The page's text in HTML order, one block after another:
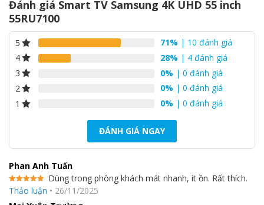
âm thanh đa chiều, liền mạch và lan toả khắp căn phòng, cho
bạn cảm giác như đang ngồi trực tiếp tại rạp hát.
Hệ điều hành Tizen OS khoa học, dễ sử dụng
Đánh giá Smart TV Samsung 4K UHD 55 inch
55RU7100
5 71% | 10 đánh giá
4
28% | 4 đánh giá
3
0% | 0 đánh giá
2
0% | 0 đánh giá
1
0% | 0 đánh giá
ĐÁNH GIÁ NGAY
Phan Anh Tuấn
Được xếp
hạng5 5
Dùng trong phòng khách mát nhanh, ít ồn. Rất thích.
Thảo luận • 26/11/2025